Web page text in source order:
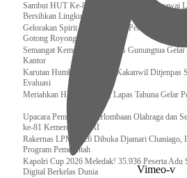
Sambut HUT Ke-81 Kemerdekaan RI, Pegawai
Bersihkan Lingkungan Kantor
Gelorakan Spirit Kemerdekaan, Petugas dan
Gotong Royong Kurve Masjid
Semangat Kemerdekaan, Lapas Gunungtua
Kantor
Karutan Humbahas Sambut Kakanwil Ditjenpas
Evaluasi
Meriahkan HUT RI ke-81, Lapas Tahuna Gelar
Upacara Pembukaan Perlombaan Olahraga dan
ke-81 Kemerdekaan RI
Rakernas LPM 2026 Dibuka Djamari
Program Pemerintah
Kapolri Cup 2026 Meledak! 35.936 Peserta
Digital Berkelas Dunia
Vimeo-v